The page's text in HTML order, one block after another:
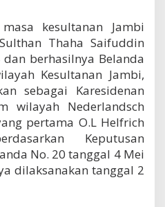
kesultanan Jambi
Thaha Saifuddin
berhasilnya Belanda
Kesultanan Jambi,
sebagai Karesidenan
wilayah Nederlandsch
pertama O.L Helfrich
Keputusan
No. 20 tanggal 4 Mei
dilaksanakan tanggal 2